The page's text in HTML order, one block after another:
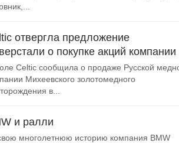
отвергла предложение
о покупке акций компании
Celtic сообщила о продаже Русской
Михеевского золотомедного
в...
и ралли
многолетнюю историю компания BMW